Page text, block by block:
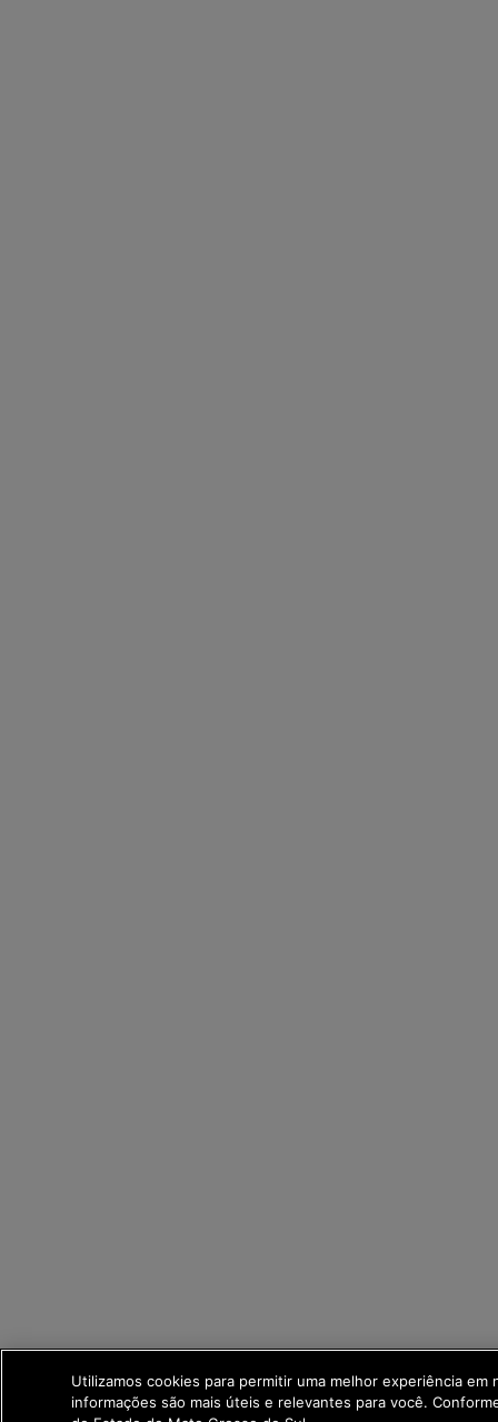
Utilizamos cookies para permitir uma melhor experiência
informações são mais úteis e relevantes para você.